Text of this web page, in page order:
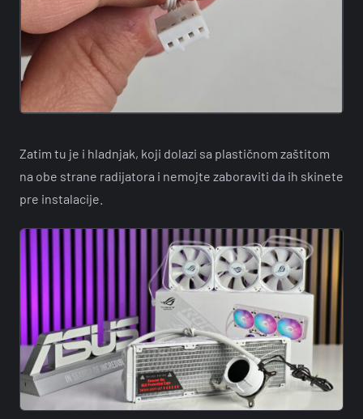
Zatim tu je i hladnjak, koji dolazi sa plastičnom zaštitom
na obe strane radijatora i nemojte zaboraviti da ih skinete
pre instalacije.